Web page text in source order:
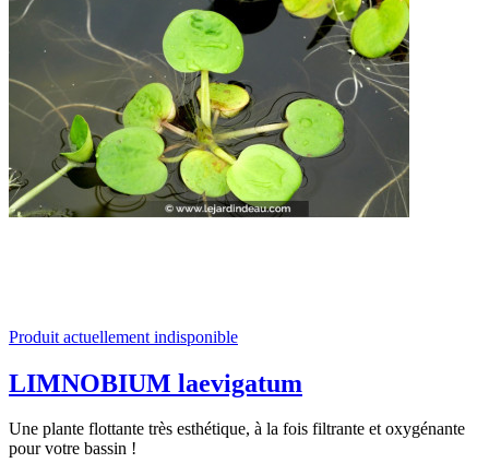
Produit actuellement indisponible
LIMNOBIUM laevigatum
Une plante flottante très esthétique, à la fois filtrante et oxygénante
pour votre bassin !